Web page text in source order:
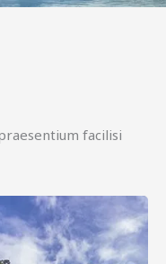
facilisi